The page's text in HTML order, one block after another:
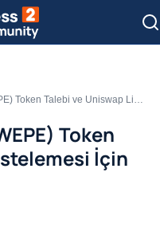
ve Uniswap Listelemesi İçin Geri Sayım Başladı
Token
İçin